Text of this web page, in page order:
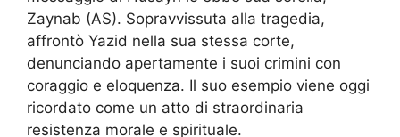
Zaynab (AS). Sopravvissuta alla tragedia,
affrontò Yazid nella sua stessa corte,
denunciando apertamente i suoi crimini con
coraggio e eloquenza. Il suo esempio viene oggi
ricordato come un atto di straordinaria
resistenza morale e spirituale.